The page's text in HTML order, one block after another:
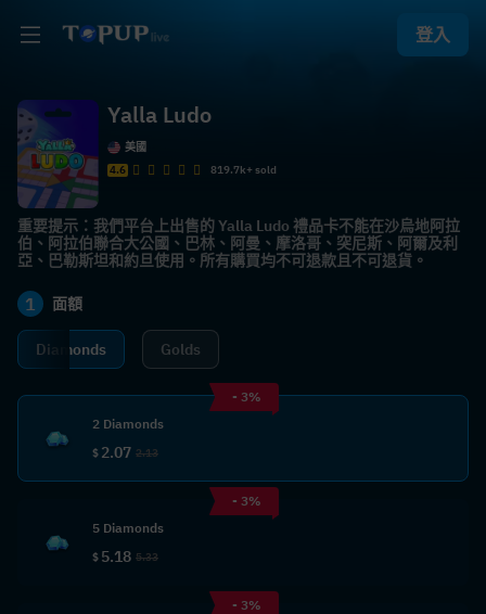
登入
Yalla Ludo
美國
4.6
819.7k+ sold
重要提示：我們平台上出售的 Yalla Ludo 禮品卡不能在沙烏地阿拉
伯、阿拉伯聯合大公國、巴林、阿曼、摩洛哥、突尼斯、阿爾及利
亞、巴勒斯坦和約旦使用。所有購買均不可退款且不可退貨。
1 面額
Diamonds Golds
- 3%
2 Diamonds
$ 2.07 2.13
- 3%
5 Diamonds
$ 5.18 5.33
- 3%